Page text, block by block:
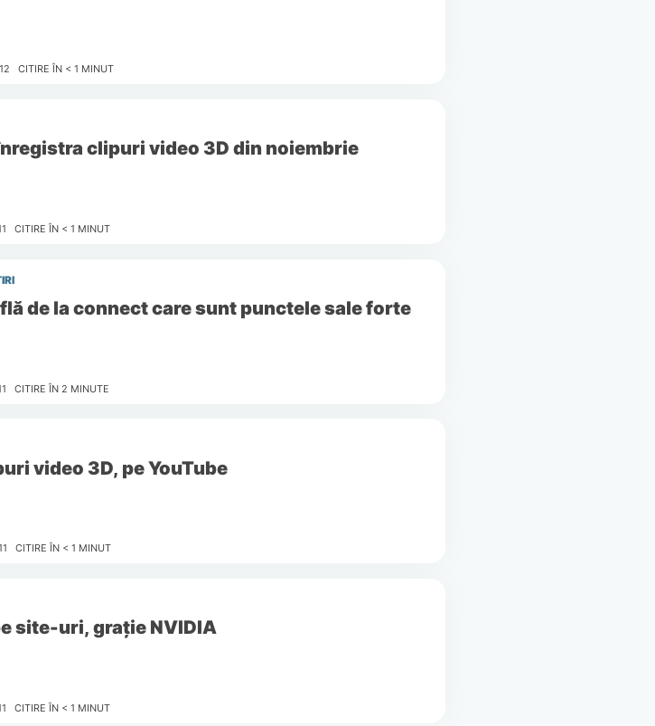
CITIRE ÎN < 1 MINUT
clipuri video 3D din noiembrie
CITIRE ÎN < 1 MINUT
Optimus 3D: Află de la connect care sunt punctele sale forte
CITIRE ÎN 2 MINUTE
video 3D, pe YouTube
CITIRE ÎN < 1 MINUT
site-uri, graţie NVIDIA
CITIRE ÎN < 1 MINUT